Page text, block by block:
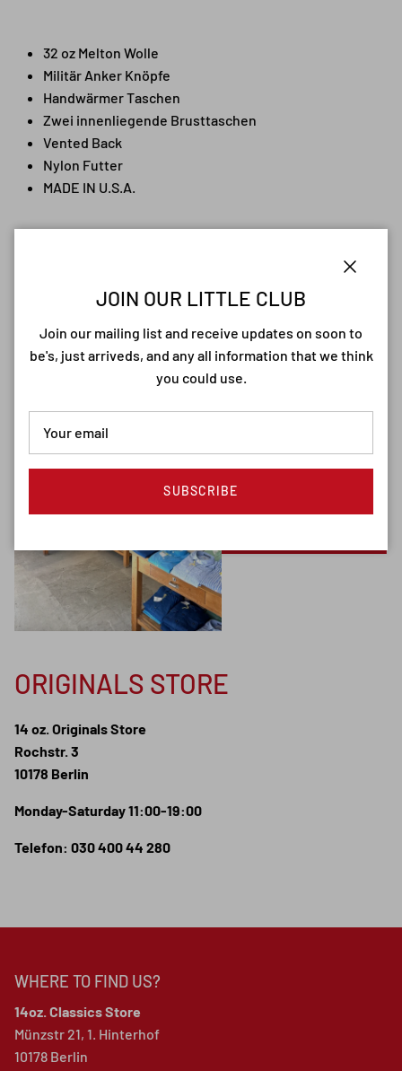
32 oz Melton Wolle
Militär Anker Knöpfe
Handwärmer Taschen
Zwei innenliegende Brusttaschen
Vented Back
Nylon Futter
MADE IN U.S.A.
ORIGINALS STORE
14 oz. Originals Store
Rochstr. 3
10178 Berlin
Monday-Saturday 11:00-19:00
Telefon: 030 400 44 280
WHERE TO FIND US?
14oz. Classics Store
Münzstr 21, 1. Hinterhof
10178 Berlin
JOIN OUR LITTLE CLUB
Join our mailing list and receive updates on soon to
be's, just arriveds, and any all information that we think
you could use.
SUBSCRIBE